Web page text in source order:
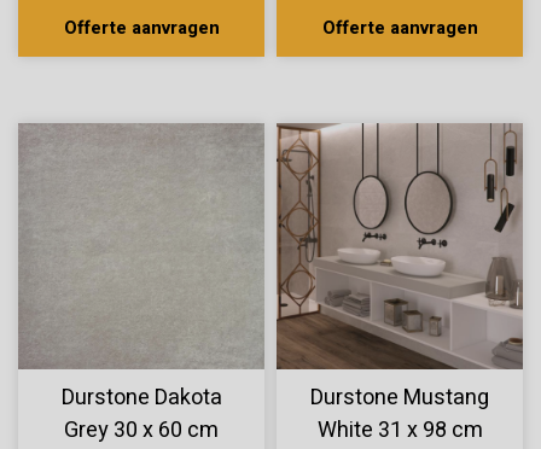
Offerte aanvragen Offerte aanvragen
Durstone Dakota
Grey 30 x 60 cm
Durstone Mustang
White 31 x 98 cm